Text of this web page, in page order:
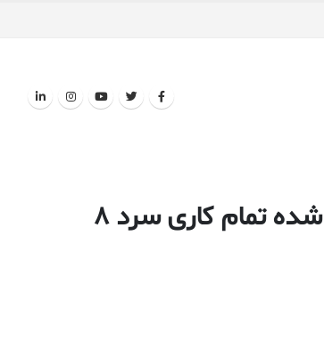
میلگرد استنلس استیل ۳۲۱- آنیل شده تمام کاری سرد ۸